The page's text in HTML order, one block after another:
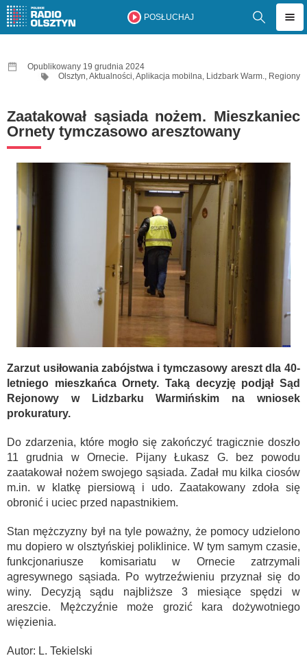
POSŁUCHAJ
Opublikowany 19 grudnia 2024
Olsztyn,Aktualności,Aplikacja mobilna, Lidzbark Warm., Regiony
Zaatakował sąsiada nożem. Mieszkaniec
Ornety tymczasowo aresztowany
Zarzut usiłowania zabójstwa i tymczasowy areszt dla 40-
letniego mieszkańca Ornety. Taką decyzję podjął Sąd
Rejonowy w Lidzbarku Warmińskim na wniosek
prokuratury.
Do zdarzenia, które mogło się zakończyć tragicznie doszło
11 grudnia w Ornecie. Pijany Łukasz G. bez powodu
zaatakował nożem swojego sąsiada. Zadał mu kilka ciosów
m.in. w klatkę piersiową i udo. Zaatakowany zdoła się
obronić i uciec przed napastnikiem.
Stan mężczyzny był na tyle poważny, że pomocy udzielono
mu dopiero w olsztyńskiej poliklinice. W tym samym czasie,
funkcjonariusze komisariatu w Ornecie zatrzymali
agresywnego sąsiada. Po wytrzeźwieniu przyznał się do
winy. Decyzją sądu najbliższe 3 miesiące spędzi w
areszcie. Mężczyźnie może grozić kara dożywotniego
więzienia.
Autor: L. Tekielski